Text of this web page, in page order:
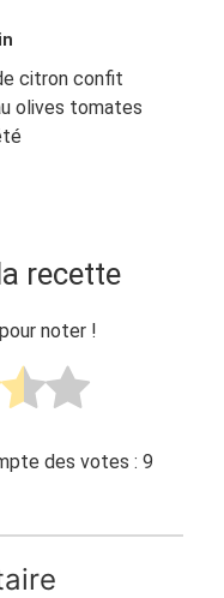
citron confit
olives tomates
recette
noter !
des votes :9